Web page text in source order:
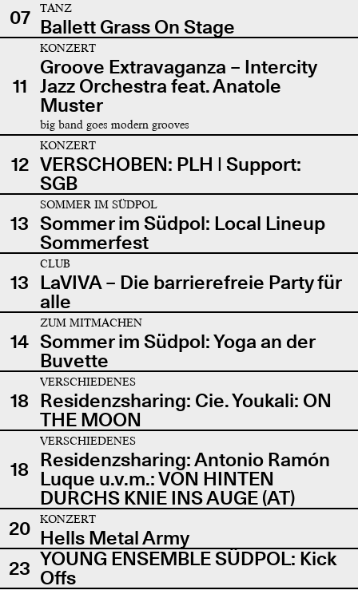
07
TANZ
Ballett Grass On Stage
11
KONZERT
Groove Extravaganza – Intercity
Jazz Orchestra feat. Anatole
Muster
big band goes modern grooves
12
KONZERT
VERSCHOBEN: PLH | Support:
SGB
13
SOMMER IM SÜDPOL
Sommer im Südpol: Local Lineup
Sommerfest
13
CLUB
LaVIVA – Die barrierefreie Party für
alle
14
ZUM MITMACHEN
Sommer im Südpol: Yoga an der
Buvette
18
VERSCHIEDENES
Residenzsharing: Cie. Youkali: ON
THE MOON
18
VERSCHIEDENES
Residenzsharing: Antonio Ramón
Luque u.v.m.: VON HINTEN
DURCHS KNIE INS AUGE (AT)
20
KONZERT
Hells Metal Army
23 YOUNG ENSEMBLE SÜDPOL: Kick
Offs